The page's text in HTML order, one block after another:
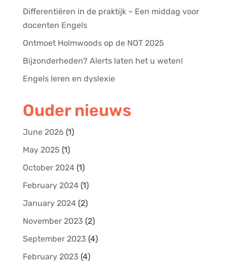
Differentiëren in de praktijk – Een middag voor
docenten Engels
Ontmoet Holmwoods op de NOT 2025
Bijzonderheden? Alerts laten het u weten!
Engels leren en dyslexie
Ouder nieuws
June 2026 (1)
May 2025 (1)
October 2024(1)
February 2024(1)
January 2024(2)
November 2023 (2)
September 2023 (4)
February 2023 (4)